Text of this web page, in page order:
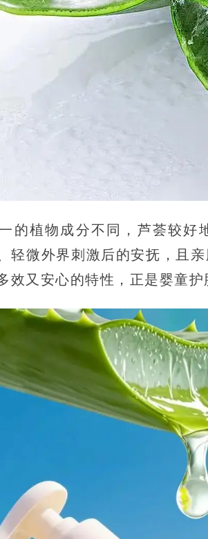
的植物成分不同，芦荟较好
轻微外界刺激后的安抚，且
效又安心的特性，正是婴童护